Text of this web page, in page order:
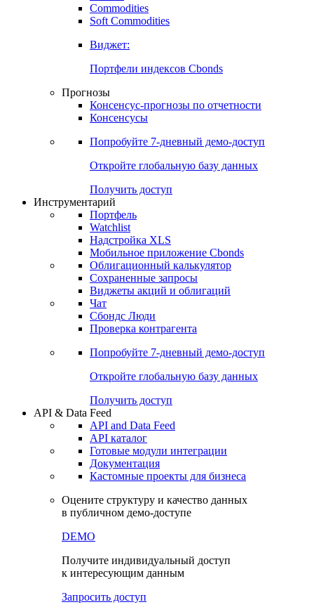
Commodities
Золото
Бензин
Soft Commodities
Виджет:
Портфели индексов Cbonds
Прогнозы
Консенсусы
Попробуйте7-дневный
Откройте глобальную базу данных
Получить доступ
Инструментарий
Портфель
Watchlist
Надстройка XLS
Мобильное приложение Cbonds
Облигационный калькулятор
Сохраненные запросы
Чат
Проверка контрагента
Попробуйте7-дневный
Откройте глобальную базу данных
Получить доступ
API & Data Feed
API and Data Feed
Готовые модули интеграции
Документация
в публичном демо-доступе